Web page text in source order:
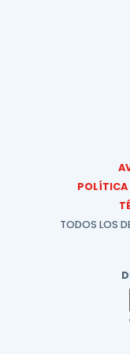
POLÍTICA
TODOS LOS